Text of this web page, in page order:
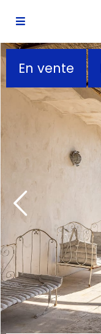
Description
En vente